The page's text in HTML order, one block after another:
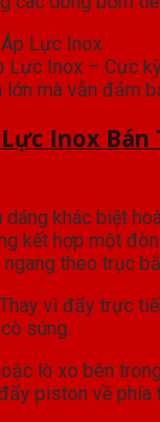
Lực Inox – Cực
lớn mà vẫn đảm
Inox Bán
khác biệt
kết hợp một
theo trục
vì đẩy trực
súng.
lò xo bên
piston về